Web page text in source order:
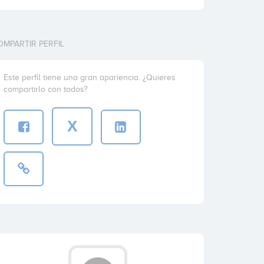
PERFIL
Este perfil tiene una gran apariencia. ¿Quieres
compartirlo con todos?
X